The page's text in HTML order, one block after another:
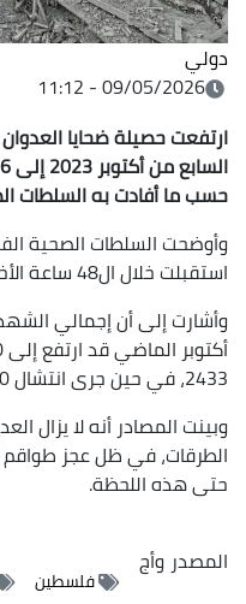
دولي
09/05/2026 - 11:12
ارتفعت حصيلة ضحايا
حسب ما أفادت به السلطات
وأوضحت السلطات الصحية
استقبلت خلال ال48 ساعة الأخيرة 5 شهداء و15 مصابا.
2433، في حين جرى انتشال 770 جثمانا من تحت الأنقاض.
وبينت المصادر أنه لا يزال
الطرقات، في ظل عجز طواقم
حتى هذه اللحظة.
المصدروأج
فلسطين